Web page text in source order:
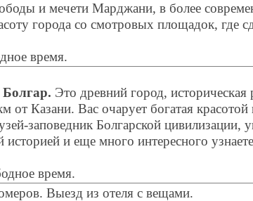
и мечети Марджани, в более
города со смотровых площадок, где
время.
Болгар. Это древний город, историческая
от Казани. Вас очарует богатая
заповедник Болгарской цивилизации,
и еще много интересного
время.
Выезд из отеля с вещами.